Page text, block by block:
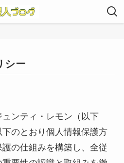
シー
ンティ・レモン（以下
下のとおり個人情報保護方
の仕組みを構築し、全従